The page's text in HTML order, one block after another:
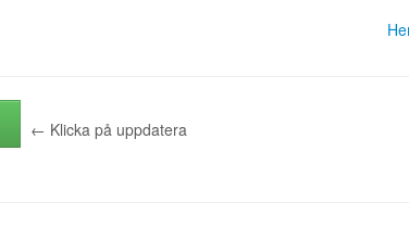
← Klicka på uppdatera